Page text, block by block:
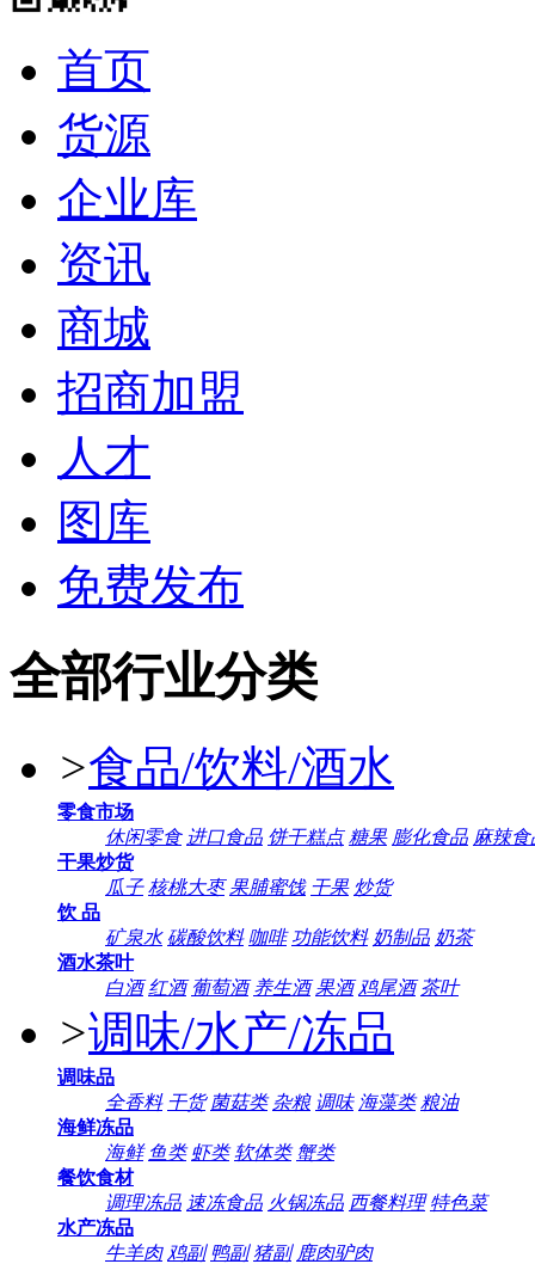
首页
货源
企业库
资讯
商城
招商加盟
人才
图库
免费发布
全部行业分类
>食品/饮料/酒水
零食市场
休闲零食 进口食品 饼干糕点 糖果 膨化食品 麻辣食
干果炒货
瓜子 核桃大枣 果脯蜜饯 干果 炒货
饮 品
矿泉水 碳酸饮料 咖啡 功能饮料 奶制品 奶茶
酒水茶叶
白酒 红酒 葡萄酒 养生酒 果酒 鸡尾酒 茶叶
>调味/水产/冻品
调味品
全香料 干货 菌菇类 杂粮 调味 海藻类 粮油
海鲜冻品
海鲜 鱼类 虾类 软体类 蟹类
餐饮食材
调理冻品 速冻食品 火锅冻品 西餐料理 特色菜
水产冻品
牛羊肉 鸡副 鸭副 猪副 鹿肉驴肉